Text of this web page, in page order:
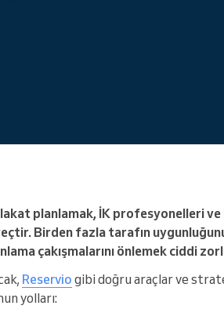
planlamak, İK profesyonelleri ve
Birden fazla tarafın
çakışmalarını önlemek ciddi
Reservio gibi doğru araçlar ve
yolları: